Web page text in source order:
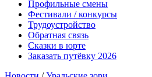
Профильные смены
Фестивали / конкурсы
Трудоустройство
Обратная связь
Сказки в юрте
Заказать путёвку 2026